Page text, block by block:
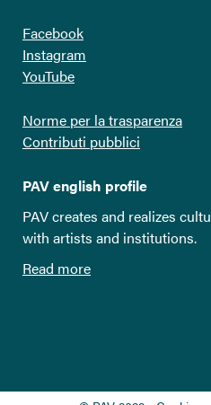
Facebook
Instagram
YouTube
Norme per la trasparenza
Contributi pubblici
PAV english profile
PAV creates and realizes
with artists and institutions.
Read more